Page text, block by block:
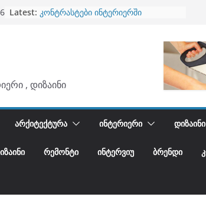
Latest: კონტრასტები ინტერიერში
, დიზაინი
ᲐᲠᲥᲘᲢᲔᲥᲢᲣᲠᲐ ᲘᲜᲢᲔᲠᲘᲔᲠᲘ ᲓᲘᲖᲐᲘᲜᲘ
ᲠᲔᲛᲝᲜᲢᲘ ᲘᲜᲢᲔᲠᲕᲘᲣ ᲑᲠᲔᲜᲓᲘ